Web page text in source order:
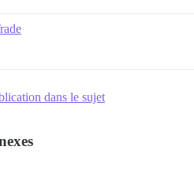
dans le sujet